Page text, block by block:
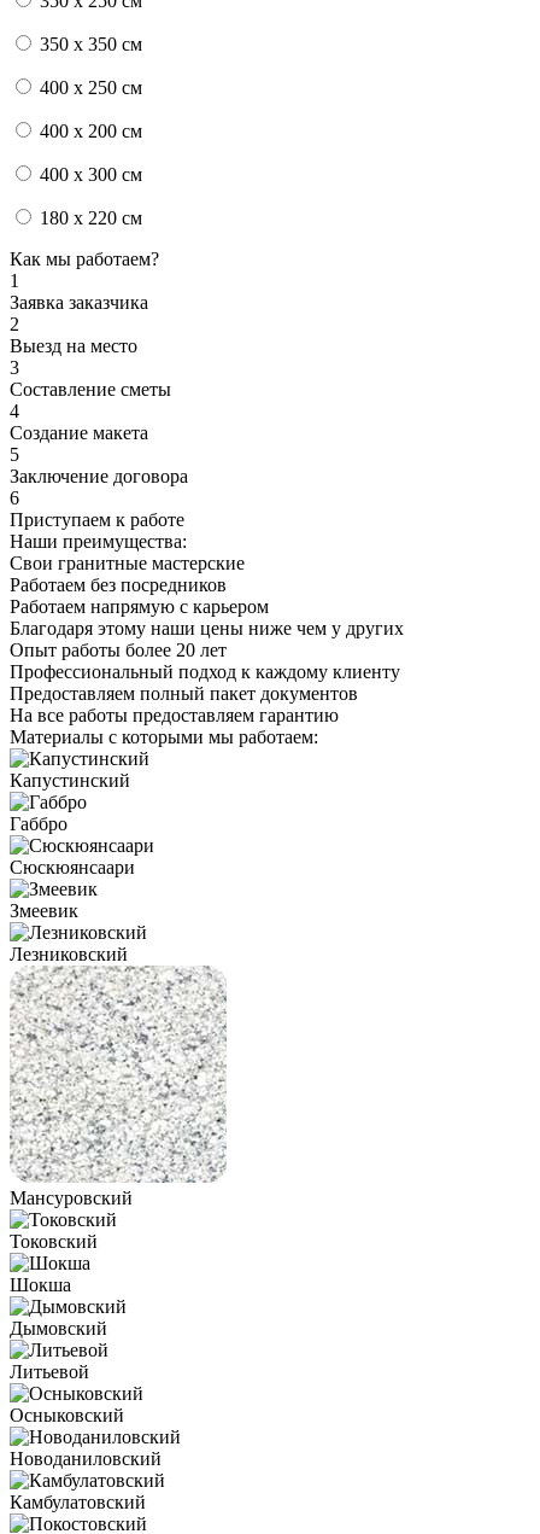
350 x 350 см
400 x 250 см
400 x 200 см
400 x 300 см
180 x 220 см
Как мы работаем?
1
Заявка заказчика
2
Выезд на место
3
Составление сметы
4
Создание макета
5
Заключение договора
6
Приступаем к работе
Наши преимущества:
Свои гранитные мастерские
Работаем без посредников
Работаем напрямую с карьером
Благодаря этому наши цены ниже чем у других
Опыт работы более 20 лет
Профессиональный подход к каждому клиенту
Предоставляем полный пакет документов
На все работы предоставляем гарантию
Материалы с которыми мы работаем:
Капустинский
Габбро
Сюскюянсаари
Змеевик
Лезниковский
Мансуровский
Токовский
Шокша
Дымовский
Литьевой
Осныковский
Новоданиловский
Камбулатовский